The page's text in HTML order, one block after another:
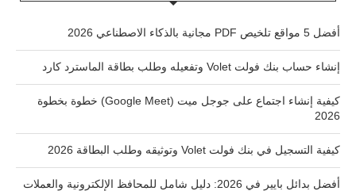
أفضل 5 مواقع تلخيص PDF مجانية بالذكاء الاصطناعي 2026
إنشاء حساب بنك فولت Volet وتفعيله وطلب بطاقة الماسترد كارد
كيفية إنشاء اجتماع على جوجل ميت (Google Meet) خطوة بخطوة
2026
كيفية التسجيل في بنك فولت Volet وتوثيقه وطلب البطاقة 2026
أفضل بدائل بايير في 2026: دليل شامل للمحافظ الإلكترونية والعملات